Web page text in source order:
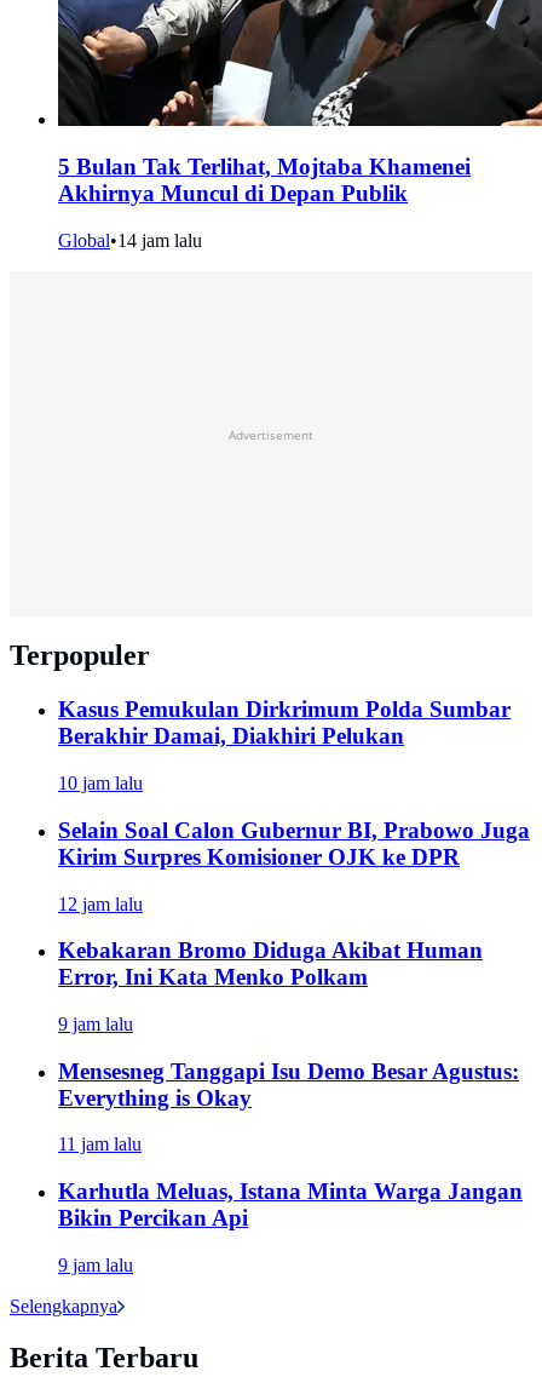
5 Bulan Tak Terlihat, Mojtaba Khamenei
Akhirnya Muncul di Depan Publik
Global•14 jam lalu
Advertisement
Terpopuler
Kasus Pemukulan Dirkrimum Polda Sumbar
Berakhir Damai, Diakhiri Pelukan
10 jam lalu
Selain Soal Calon Gubernur BI, Prabowo Juga
Kirim Surpres Komisioner OJK ke DPR
12 jam lalu
Kebakaran Bromo Diduga Akibat Human
Error, Ini Kata Menko Polkam
9 jam lalu
Mensesneg Tanggapi Isu Demo Besar Agustus:
Everything is Okay
11 jam lalu
Karhutla Meluas, Istana Minta Warga Jangan
Bikin Percikan Api
9 jam lalu
Selengkapnya
Berita Terbaru